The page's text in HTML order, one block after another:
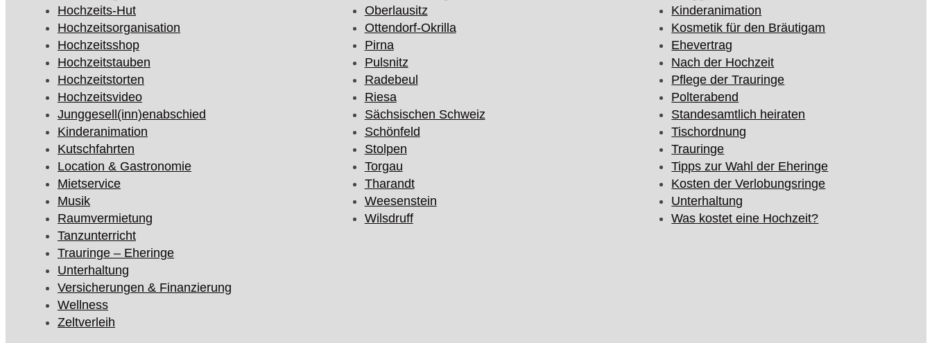
Hochzeits-Hut
Hochzeitsorganisation
Hochzeitsshop
Hochzeitstauben
Hochzeitstorten
Hochzeitsvideo
Junggesell(inn)enabschied
Kinderanimation
Kutschfahrten
Location & Gastronomie
Mietservice
Musik
Raumvermietung
Tanzunterricht
Trauringe – Eheringe
Unterhaltung
Versicherungen & Finanzierung
Wellness
Zeltverleih
Oberlausitz
Ottendorf-Okrilla
Pirna
Pulsnitz
Radebeul
Riesa
Sächsischen Schweiz
Schönfeld
Stolpen
Torgau
Tharandt
Weesenstein
Wilsdruff
Kinderanimation
Kosmetik für den Bräutigam
Ehevertrag
Nach der Hochzeit
Pflege der Trauringe
Polterabend
Standesamtlich heiraten
Tischordnung
Trauringe
Tipps zur Wahl der Eheringe
Kosten der Verlobungsringe
Unterhaltung
Was kostet eine Hochzeit?